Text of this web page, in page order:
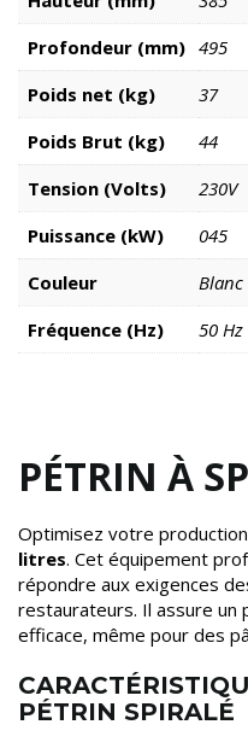
Profondeur (mm) 495
Poids net (kg)
37
Poids Brut (kg)
44
Tension (Volts)
230V
Puissance (kW)
045
Couleur
Blanc
Fréquence (Hz)
50 Hz
PÉTRIN À
Optimisez votre
litres. Cet équipement
répondre aux exigences
restaurateurs. Il assure
efficace, même pour des
PÉTRIN SPIRALÉ